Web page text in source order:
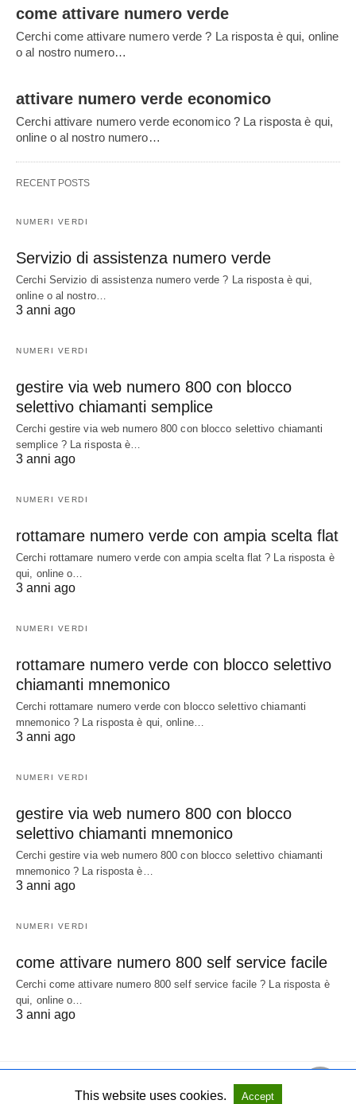
come attivare numero verde
Cerchi come attivare numero verde ? La risposta è qui, online
o al nostro numero…
attivare numero verde economico
Cerchi attivare numero verde economico ? La risposta è qui,
online o al nostro numero…
RECENT POSTS
NUMERI VERDI
Servizio di assistenza numero verde
Cerchi Servizio di assistenza numero verde ? La risposta è qui,
online o al nostro…
3 anni ago
NUMERI VERDI
gestire via web numero 800 con blocco
selettivo chiamanti semplice
Cerchi gestire via web numero 800 con blocco selettivo chiamanti
semplice ? La risposta è…
3 anni ago
NUMERI VERDI
rottamare numero verde con ampia scelta flat
Cerchi rottamare numero verde con ampia scelta flat ? La risposta è
qui, online o…
3 anni ago
NUMERI VERDI
rottamare numero verde con blocco selettivo
chiamanti mnemonico
Cerchi rottamare numero verde con blocco selettivo chiamanti
mnemonico ? La risposta è qui, online…
3 anni ago
NUMERI VERDI
gestire via web numero 800 con blocco
selettivo chiamanti mnemonico
Cerchi gestire via web numero 800 con blocco selettivo chiamanti
mnemonico ? La risposta è…
3 anni ago
NUMERI VERDI
come attivare numero 800 self service facile
Cerchi come attivare numero 800 self service facile ? La risposta è
qui, online o…
3 anni ago
All Rights Reserved View Non-AMP Version
This website uses cookies. Accept